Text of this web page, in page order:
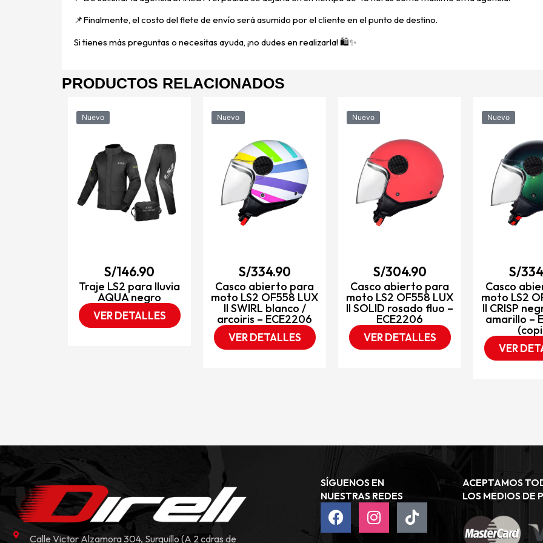
📌Finalmente, el costo del flete de envío será asumido por el cliente en el punto de destino.
Si tienes más preguntas o necesitas ayuda, ¡no dudes en realizarla! 🛍️✨
PRODUCTOS RELACIONADOS
Nuevo
S/146.90
Traje LS2 para lluvia
AQUA negro
VER DETALLES
Nuevo
S/334.90
Casco abierto para
moto LS2 OF558 LUX
II SWIRL blanco /
arcoiris – ECE2206
VER DETALLES
Nuevo
S/304.90
Casco abierto para
moto LS2 OF558 LUX
II SOLID rosado fluo –
ECE2206
VER DETALLES
Nuevo
S/
Casco
moto LS2
II CRISP
amarillo –
VER
Calle Victor Alzamora 304, Surquillo (A 2 cdras de
SÍGUENOS EN
NUESTRAS REDES
ACEPTAMOS
LOS MEDIOS DE